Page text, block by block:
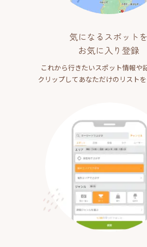
気になるスポットを
お気に入り登録
これから行きたいスポット情報や
クリップしてあなただけのリストを